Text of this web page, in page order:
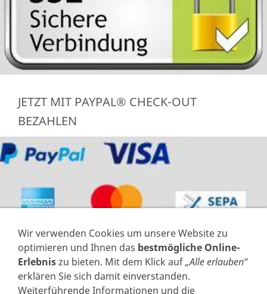
JETZT MIT PAYPAL® CHECK-OUT
BEZAHLEN
VERTRAG WIDERRUFEN
Wir verwenden Cookies um unsere Website zu
optimieren und Ihnen das bestmögliche Online-
Erlebniszu bieten. Mit dem Klick auf„Alle erlauben“
erklären Sie sich damit einverstanden.
Weiterführende Informationen und die